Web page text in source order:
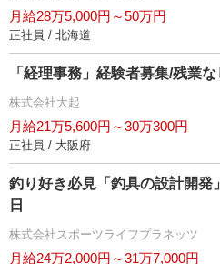
月給28万5,000円～50万円
正社員 / 北海道
「経理事務」経験者募集/残業
株式会社大起
月給21万5,600円～30万300円
正社員 / 大阪府
釣り好き必見「釣具の設計開発
日
株式会社スポーツライフプラネッツ
月給24万2,000円～31万7,000円